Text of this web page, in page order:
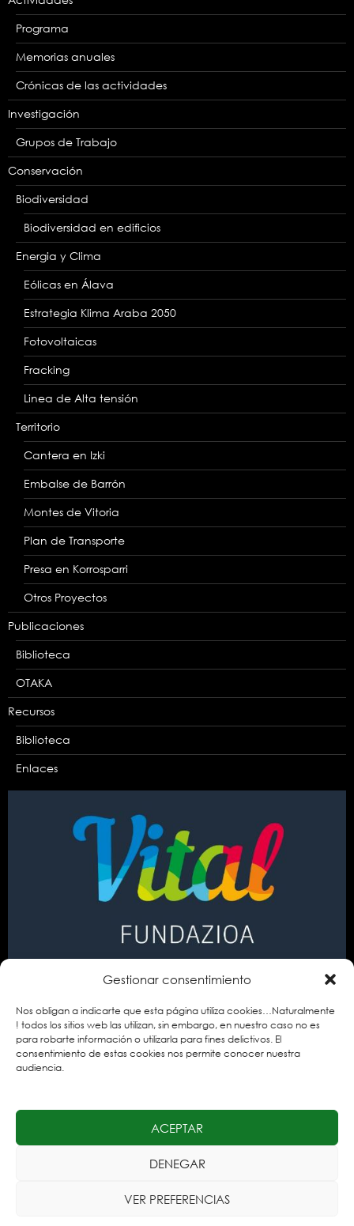
Gestionar consentimiento
Nos obligan a indicarte que esta página utiliza cookies…Naturalmente
! todos los sitios web las utilizan, sin embargo, en nuestro caso no es
para robarte información o utilizarla para fines delictivos. El
consentimiento de estas cookies nos permite conocer nuestra
audiencia.
ACEPTAR
DENEGAR
VER PREFERENCIAS
Programa
Memorias anuales
Crónicas de las actividades
Investigación
Grupos de Trabajo
Conservación
Biodiversidad
Biodiversidad en edificios
Energia y Clima
Eólicas en Álava
Estrategia Klima Araba 2050
Fotovoltaicas
Fracking
Linea de Alta tensión
Territorio
Cantera en Izki
Embalse de Barrón
Montes de Vitoria
Plan de Transporte
Presa en Korrosparri
Otros Proyectos
Publicaciones
Biblioteca
OTAKA
Recursos
Biblioteca
Enlaces
Salvo que se indique lo contrario, el contenido de este sitio está bajo una
Creative Commons Reconocimiento-NoComercial-
Aviso legal